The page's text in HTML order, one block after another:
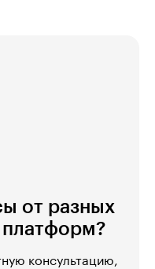
от разных
платформ?
консультацию,